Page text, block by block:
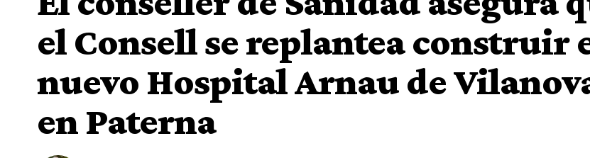
el Consell se replantea construir
nuevo Hospital Arnau de
en Paterna